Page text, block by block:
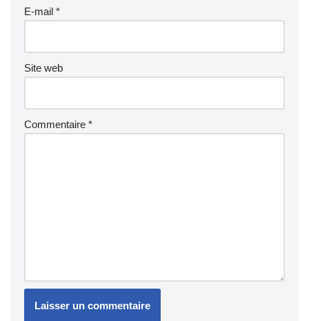
E-mail *
Site web
Commentaire *